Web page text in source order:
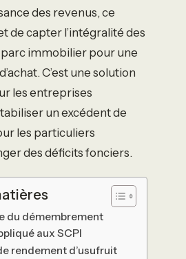
des revenus, ce
de capter l’intégralité des
parc immobilier pour une
C’est une solution
les entreprises
un excédent de
les particuliers
des déficits fonciers.
du démembrement
aux SCPI
rendement d’usufruit